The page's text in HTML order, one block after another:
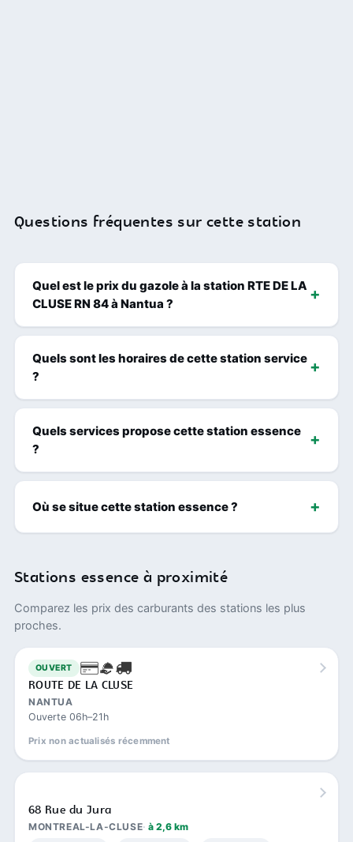
Questions fréquentes sur cette station
Quel est le prix du gazole à la station RTE DE LA
CLUSE RN 84 à Nantua ?
Quels sont les horaires de cette station service
?
Quels services propose cette station essence
?
Où se situe cette station essence ?
Stations essence à proximité
Comparez les prix des carburants des stations les plus
proches.
OUVERT
ROUTE DE LA CLUSE
NANTUA
Ouverte 06h–21h
Prix non actualisés récemment
68 Rue du Jura
MONTREAL-LA-CLUSE à 2,6 km